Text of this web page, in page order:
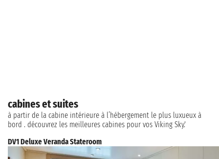
cabines et suites
à partir de la cabine intérieure à l’hébergement le plus luxueux à
bord . découvrez les meilleures cabines pour vos Viking Sky.'
DV1 Deluxe Veranda Stateroom